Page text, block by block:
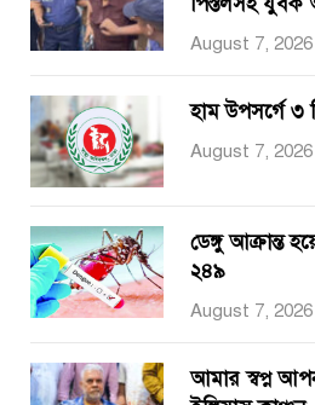
August 7, 2026
হাম উপসর্গে ৩
August 7, 2026
ডেঙ্গু আক্রান্ত
২৪৯
August 7, 2026
আমার স্বপ্ন